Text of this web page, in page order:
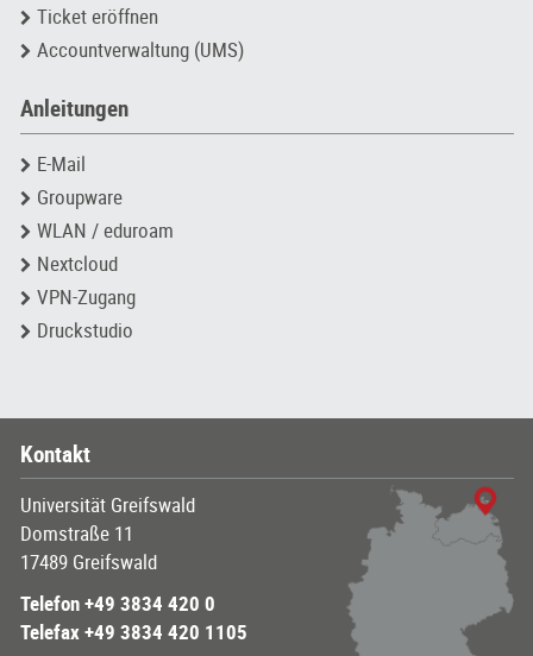
Ticket eröffnen
Accountverwaltung (UMS)
Anleitungen
E-Mail
Groupware
WLAN / eduroam
Nextcloud
VPN-Zugang
Druckstudio
Kontakt
Universität Greifswald
Domstraße 11
17489 Greifswald
Telefon +49 3834 420 0
Telefax +49 3834 420 1105